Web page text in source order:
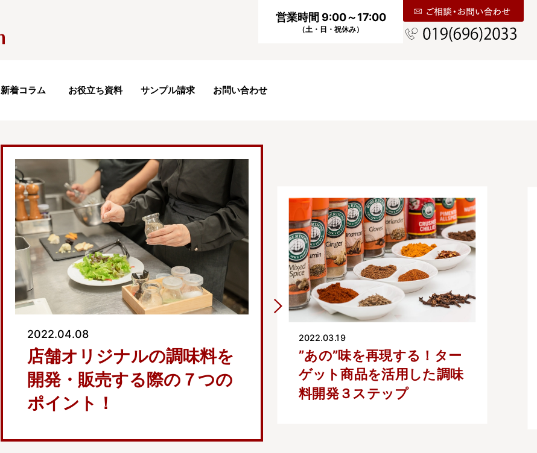
営業時間 9:00～17:00
（土・日・祝休み）
新着コラム お役立ち資料 サンプル請求 お問い合わせ
2022.03.19
”あの”味を再現する！ター
ゲット商品を活用した調味
料開発３ステップ
2022.02.07
業務用調味料開発マニュア
ル -調味料開発の”いろ
は”がわかる！-